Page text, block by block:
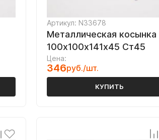
Артикул: N33678
Металлическая косынка
100х100х141х45 Ст45
Цена:
346руб./шт.
КУПИТЬ